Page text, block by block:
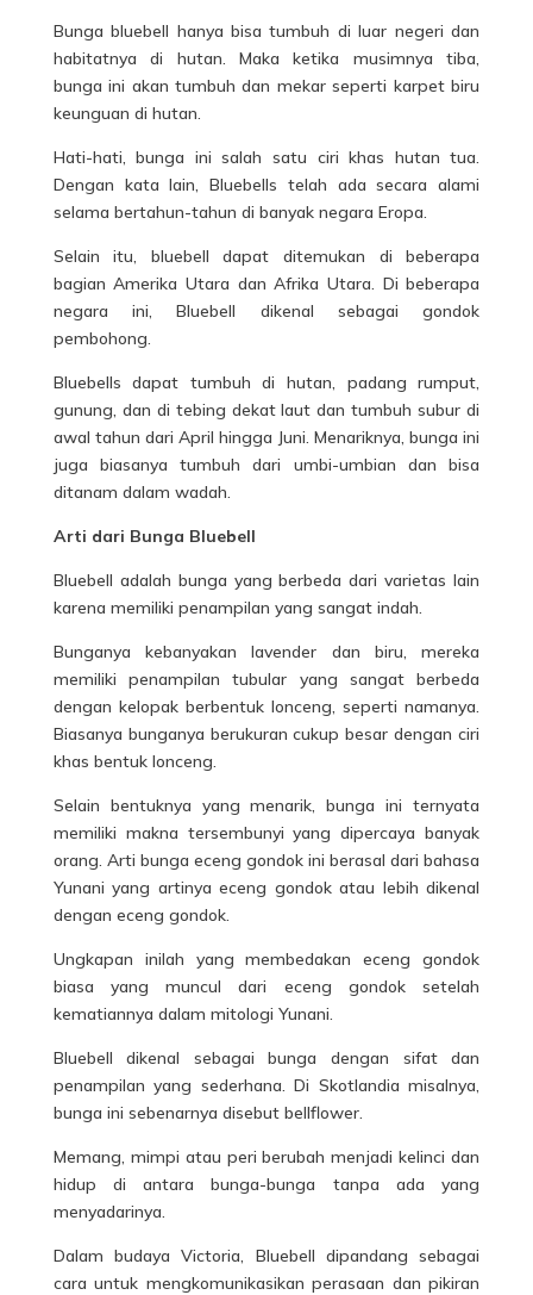
Bunga bluebell hanya bisa tumbuh di luar negeri dan
habitatnya di hutan. Maka ketika musimnya tiba,
bunga ini akan tumbuh dan mekar seperti karpet biru
keunguan di hutan.
Hati-hati, bunga ini salah satu ciri khas hutan tua.
Dengan kata lain, Bluebells telah ada secara alami
selama bertahun-tahun di banyak negara Eropa.
Selain itu, bluebell dapat ditemukan di beberapa
bagian Amerika Utara dan Afrika Utara. Di beberapa
negara ini, Bluebell dikenal sebagai gondok
pembohong.
Bluebells dapat tumbuh di hutan, padang rumput,
gunung, dan di tebing dekat laut dan tumbuh subur di
awal tahun dari April hingga Juni. Menariknya, bunga ini
juga biasanya tumbuh dari umbi-umbian dan bisa
ditanam dalam wadah.
Arti dari Bunga Bluebell
Bluebell adalah bunga yang berbeda dari varietas lain
karena memiliki penampilan yang sangat indah.
Bunganya kebanyakan lavender dan biru, mereka
memiliki penampilan tubular yang sangat berbeda
dengan kelopak berbentuk lonceng, seperti namanya.
Biasanya bunganya berukuran cukup besar dengan ciri
khas bentuk lonceng.
Selain bentuknya yang menarik, bunga ini ternyata
memiliki makna tersembunyi yang dipercaya banyak
orang. Arti bunga eceng gondok ini berasal dari bahasa
Yunani yang artinya eceng gondok atau lebih dikenal
dengan eceng gondok.
Ungkapan inilah yang membedakan eceng gondok
biasa yang muncul dari eceng gondok setelah
kematiannya dalam mitologi Yunani.
Bluebell dikenal sebagai bunga dengan sifat dan
penampilan yang sederhana. Di Skotlandia misalnya,
bunga ini sebenarnya disebut bellflower.
Memang, mimpi atau peri berubah menjadi kelinci dan
hidup di antara bunga-bunga tanpa ada yang
menyadarinya.
Dalam budaya Victoria, Bluebell dipandang sebagai
cara untuk mengkomunikasikan perasaan dan pikiran